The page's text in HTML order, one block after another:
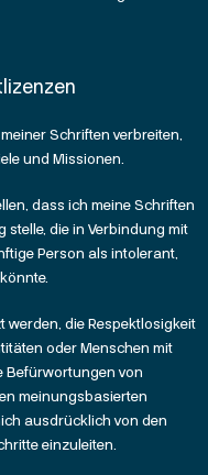
Schriften verbreiten,
und Missionen.
dass ich meine Schriften
die in Verbindung mit
Person als intolerant,
die Respektlosigkeit
oder Menschen mit
Befürwortungen von
meinungsbasierten
ausdrücklich von den
einzuleiten.